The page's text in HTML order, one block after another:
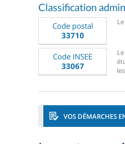
Classification
Code postal
33710
Code INSEE
33067
VOS DÉMARCHES